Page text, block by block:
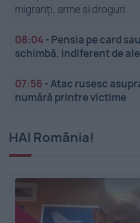
migranți, arme și droguri
08:04- Pensia pe card
schimbă, indiferent de
07:56 -Atac rusesc
numără printre victime
HAI România!